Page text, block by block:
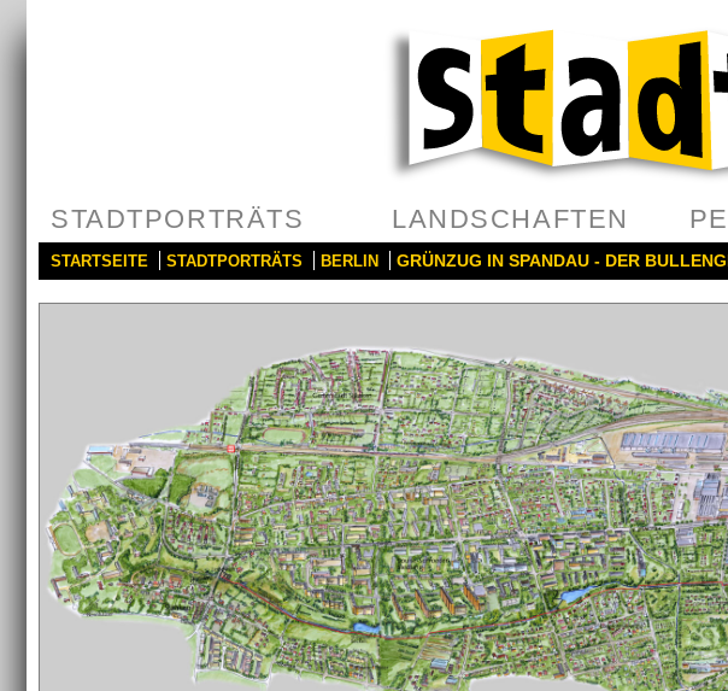
STADTPORTRÄTS LANDSCHAFTEN
STARTSEITE STADTPORTRÄTS BERLIN GRÜNZUG IN SPANDAU - DER